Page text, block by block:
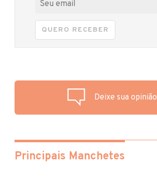
QUERO RECEBER
Deixe sua opinião
Principais Manchetes